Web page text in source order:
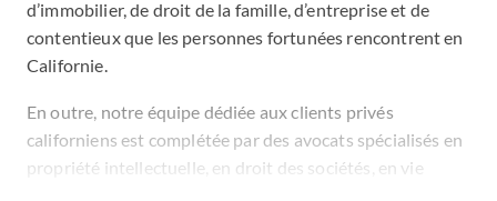
d’immobilier, de droit de la famille, d’entreprise et de
contentieux que les personnes fortunées rencontrent en
Californie.
En outre, notre équipe dédiée aux clients privés
californiens est complétée par des avocats spécialisés en
propriété intellectuelle, en droit des sociétés, en vie